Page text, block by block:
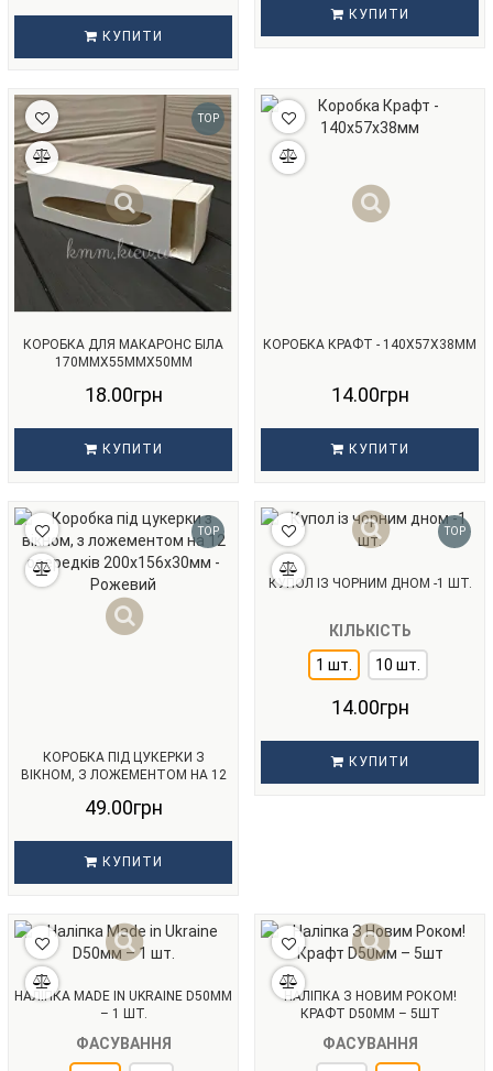
КУПИТИ
КУПИТИ
TOP
КОРОБКА ДЛЯ МАКАРОНС БІЛА
170ММХ55ММХ50ММ
18.00грн
КУПИТИ
КОРОБКА КРАФТ - 140Х57Х38ММ
14.00грн
КУПИТИ
TOP
КОРОБКА ПІД ЦУКЕРКИ З
ВІКНОМ, З ЛОЖЕМЕНТОМ НА 12
РОЖЕВИЙ
49.00грн
КУПИТИ
TOP
КУПОЛ ІЗ ЧОРНИМ ДНОМ -1 ШТ.
КІЛЬКІСТЬ
1 шт.
10 шт.
14.00грн
КУПИТИ
НАЛІПКА MADE IN UKRAINE D50ММ
– 1 ШТ.
ФАСУВАННЯ
НАЛІПКА З НОВИМ РОКОМ!
КРАФТ D50ММ – 5ШТ
ФАСУВАННЯ